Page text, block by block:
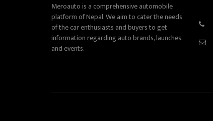
Meroauto is a comprehensive automobile
platform of Nepal. We aim to cater the needs
of the car enthusiasts and buyers to get
information regarding auto brands, launches,
and events.